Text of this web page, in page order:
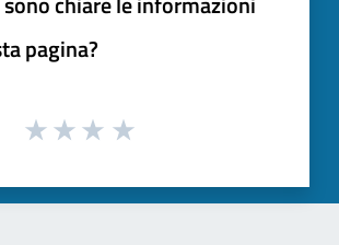
pagina?